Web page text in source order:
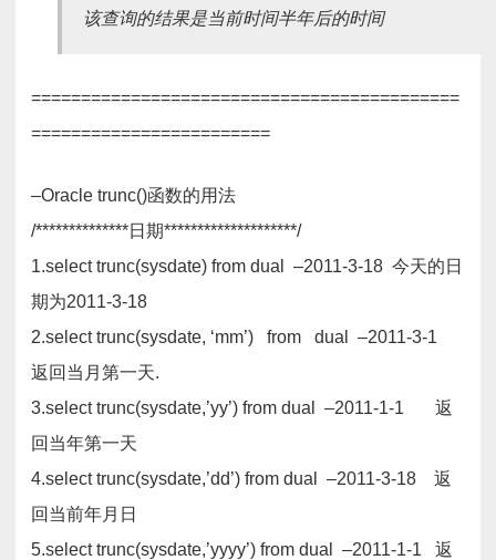
该查询的结果是当前时间半年后的时间
===========================================
========================
–Oracle trunc()函数的用法
/**************日期********************/
1.select trunc(sysdate) from dual –2011-3-18 今天的日
期为2011-3-18
2.select trunc(sysdate, ‘mm’) from dual –2011-3-1
返回当月第一天.
3.select trunc(sysdate,’yy’) from dual –2011-1-1 返
回当年第一天
4.select trunc(sysdate,’dd’) from dual –2011-3-18 返
回当前年月日
5.select trunc(sysdate,’yyyy’) from dual –2011-1-1 返